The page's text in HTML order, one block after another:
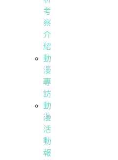
考
察
介
紹
動
漫
專
訪
動
漫
活
動
報